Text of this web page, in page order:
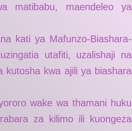
matibabu, maendeleo ya
kati ya Mafunzo-Biashara-
utafiti, uzalishaji na
kutosha kwa ajili ya biashara
wake wa thamani huku
za kilimo ili kuongeza